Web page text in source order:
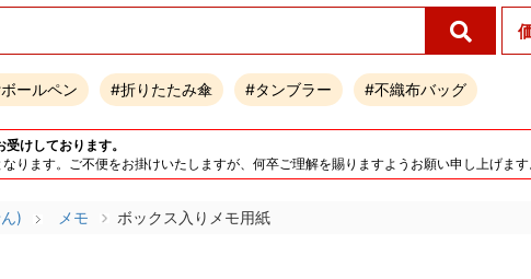
ールペン #折りたたみ傘 #タンブラー #不織布バッグ
けしております。
ります。ご不便をお掛けいたしますが、何卒ご理解を賜りますようお願い申し上げま
) メモ ボックス入りメモ用紙